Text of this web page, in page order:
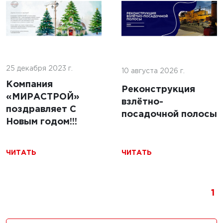
25 декабря 2023 г.
Компания
«МИРАСТРОЙ»
поздравляет С
Новым годом!!!
ЧИТАТЬ
10 августа 2026 г.
Реконструкция
взлётно-
посадочной полосы
ЧИТАТЬ
1
г.
с
из
Строительство
беспилотных
авиационных
систем:
перспективы